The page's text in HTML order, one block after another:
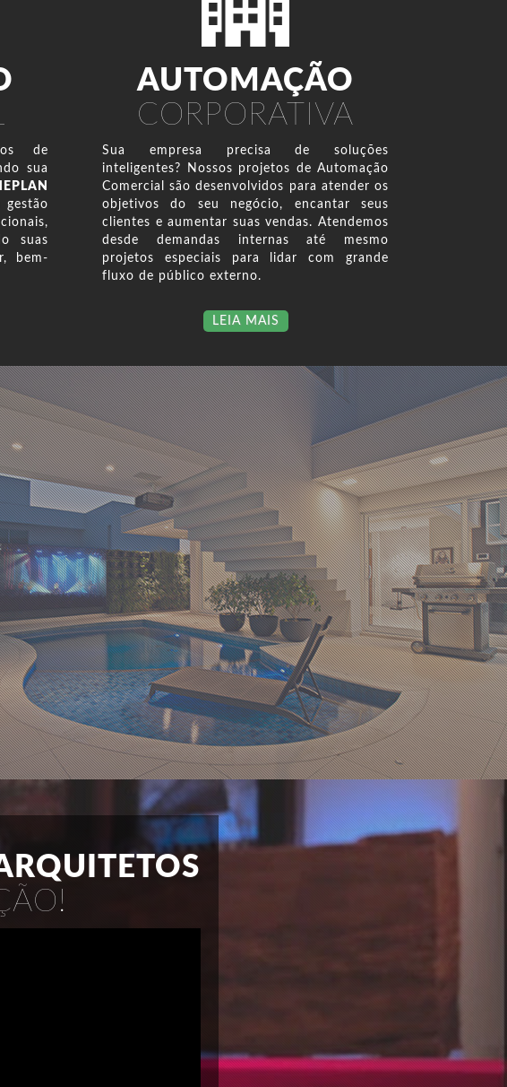
de
sua
gestão
suas
bem-
AUTOMAÇÃO
CORPORATIVA
Sua empresa precisa de soluções
inteligentes? Nossos projetos de Automação
Comercial são desenvolvidos para atender os
objetivos do seu negócio, encantar seus
clientes e aumentar suas vendas. Atendemos
desde demandas internas até mesmo
projetos especiais para lidar com grande
fluxo de público externo.
LEIA MAIS